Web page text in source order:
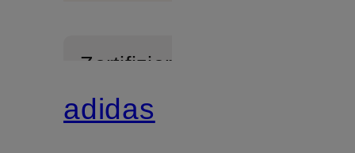
Zertifiziert
adidas